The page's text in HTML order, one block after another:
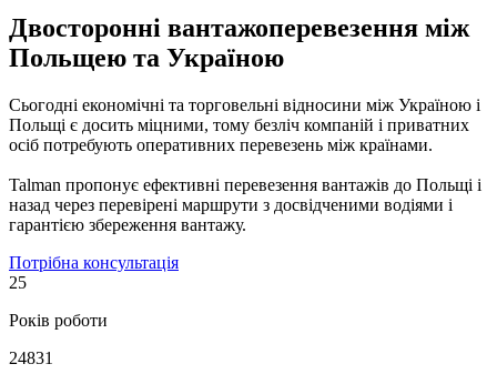
Двосторонні вантажоперевезення між
Польщею та Україною
Сьогодні економічні та торговельні відносини між Україною і
Польщі є досить міцними, тому безліч компаній і приватних
осіб потребують оперативних перевезень між країнами.
Talman пропонує ефективні перевезення вантажів до Польщі і
назад через перевірені маршрути з досвідченими водіями і
гарантією збереження вантажу.
Потрібна консультація
25
Років роботи
24831